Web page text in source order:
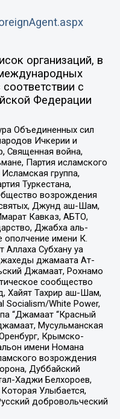
организаций, в
с
Федерации
Объединенных сил
Ичкерии и
Священная война,
Партия исламского
группа,
Туркестана,
возрождения
Джунд аш-Шам,
Кавказ, АБТО,
Джабха аль-
имени К.
Субхану уа
джамаата Ат-
Джамаат, Рохнамо
сообщество
Хайят Тахрир аш-Шам,
Socialism/White Power,
“Джамаат “Красный
Мусульманская
Крымско-
имени Номана
возрождения
Дуббайский
Хаджи Белхороев,
Улыбается,
добровольческий